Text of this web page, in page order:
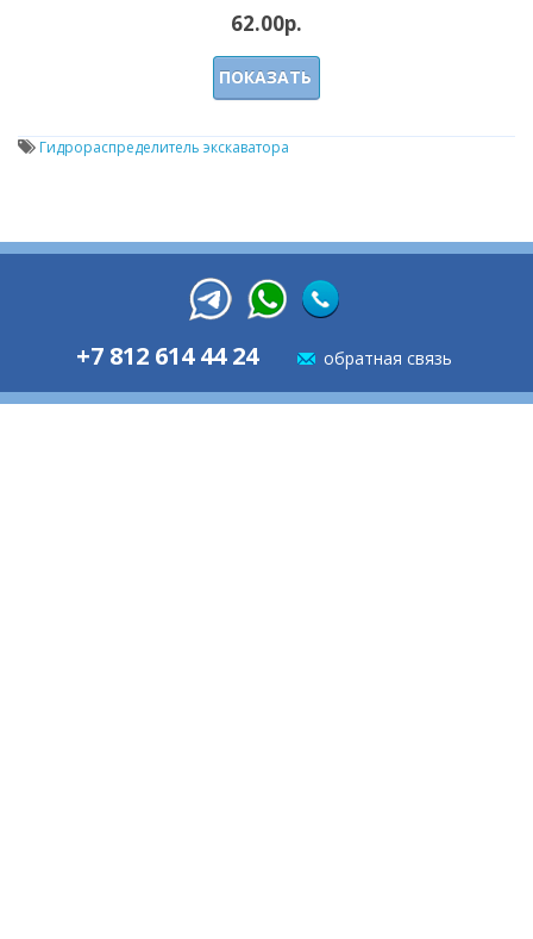
62.00р.
ПОКАЗАТЬ
Гидрораспределитель экскаватора
+7 812 614 44 24 обратная связь